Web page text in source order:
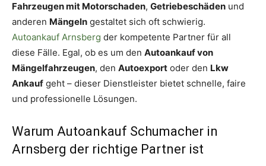
Fahrzeugen mit Motorschaden, Getriebeschäden und
anderen Mängeln gestaltet sich oft schwierig.
Autoankauf Arnsberg der kompetente Partner für all
diese Fälle. Egal, ob es um den Autoankauf von
Mängelfahrzeugen, den Autoexport oder den Lkw
Ankauf geht – dieser Dienstleister bietet schnelle, faire
und professionelle Lösungen.
Warum Autoankauf Schumacher in
Arnsberg der richtige Partner ist